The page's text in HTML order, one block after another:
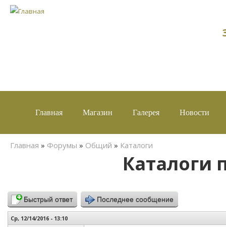
Главная Магазин Галерея Новости
Вы здесь
Главная » Форумы » Общий » Каталоги
Каталоги
Быстрый ответ Последнее сообщение
Ср, 12/14/2016 - 13:10